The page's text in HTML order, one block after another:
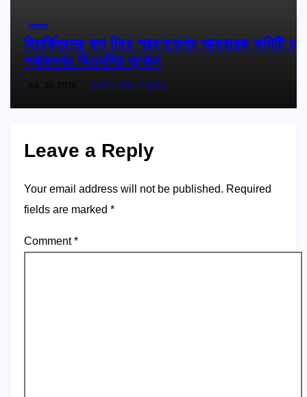
শ্যামনগর
বিতর্কিতদের বাদ দিয়ে গ্রহণযোগ্য আহ্বায়ক কমিটি চায়
শ্যামনগর বিএনপির তৃণমূল
SATKHIRA TIMES
Leave a Reply
Your email address will not be published. Required
fields are marked *
Comment*